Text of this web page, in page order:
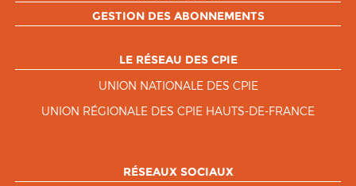
GESTION DES ABONNEMENTS
LE RÉSEAU DES CPIE
UNION NATIONALE DES CPIE
UNION RÉGIONALE DES CPIE HAUTS-DE-FRANCE
RÉSEAUX SOCIAUX